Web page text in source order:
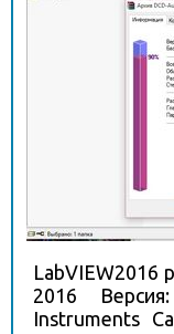
LabVIEW2016
2016
Instruments